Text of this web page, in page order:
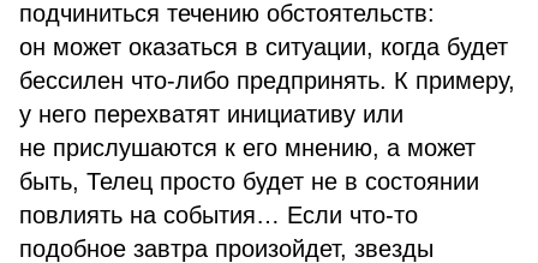
подчиниться течению обстоятельств:
он может оказаться в ситуации, когда будет
бессилен что-либо предпринять. К примеру,
у него перехватят инициативу или
не прислушаются к его мнению, а может
быть, Телец просто будет не в состоянии
повлиять на события… Если что-то
подобное завтра произойдет, звезды